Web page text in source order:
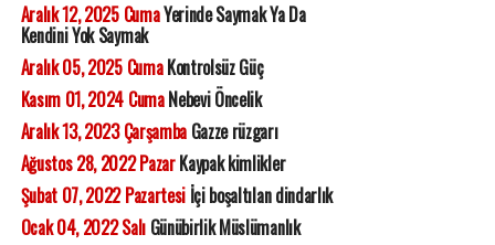
Aralık 12, 2025 CumaYerinde Saymak Ya Da
Kendini Yok Saymak
Aralık 05, 2025 CumaKontrolsüz Güç
Kasım 01, 2024 CumaNebevi Öncelik
Aralık 13, 2023 ÇarşambaGazze rüzgarı
Ağustos 28, 2022 PazarKaypak kimlikler
Şubat 07, 2022 Pazartesiİçi boşaltılan dindarlık
Ocak 04, 2022 SalıGünübirlik Müslümanlık